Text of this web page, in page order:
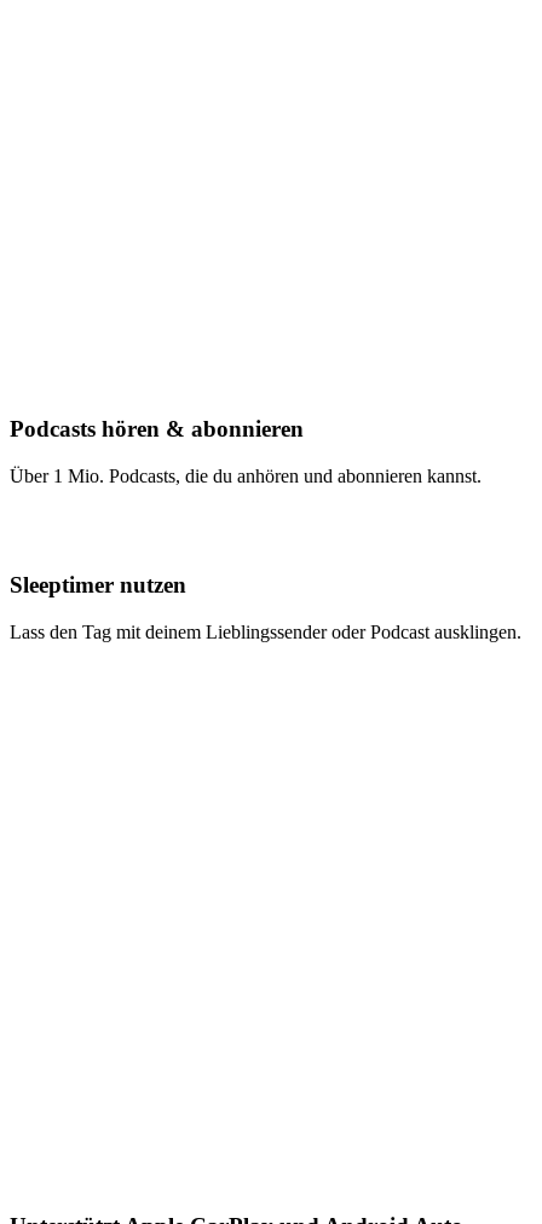
Podcasts hören & abonnieren
Über 1 Mio. Podcasts, die du anhören und abonnieren kannst.
Sleeptimer nutzen
Lass den Tag mit deinem Lieblingssender oder Podcast ausklingen.